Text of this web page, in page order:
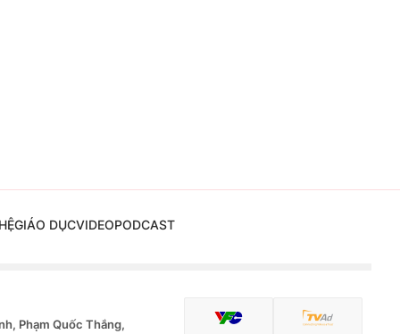
GIÁO DỤCVIDEOPODCAST
Phạm Quốc Thắng,